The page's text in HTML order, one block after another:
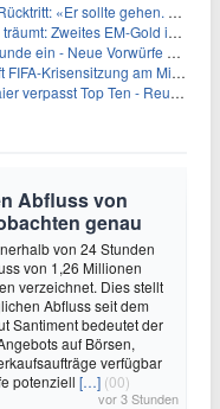
«Er sollte gehen. Jetzt»
Zweites EM-Gold in Paris
- Neue Vorwürfe gegen FIFA
Krisensitzung am Mittwoch ein
Top Ten - Reusser siegt
Abfluss von
genau
von 24 Stunden
von 1,26 Millionen
verzeichnet. Dies stellt
Abfluss seit dem
Santiment bedeutet der
auf Börsen,
verfügbar
potenziell […] (00)
vor 3 Stunden